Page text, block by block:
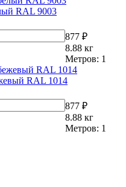
RAL 9003
877 ₽
8.88 кг
Метров: 1
RAL 1014
877 ₽
8.88 кг
Метров: 1